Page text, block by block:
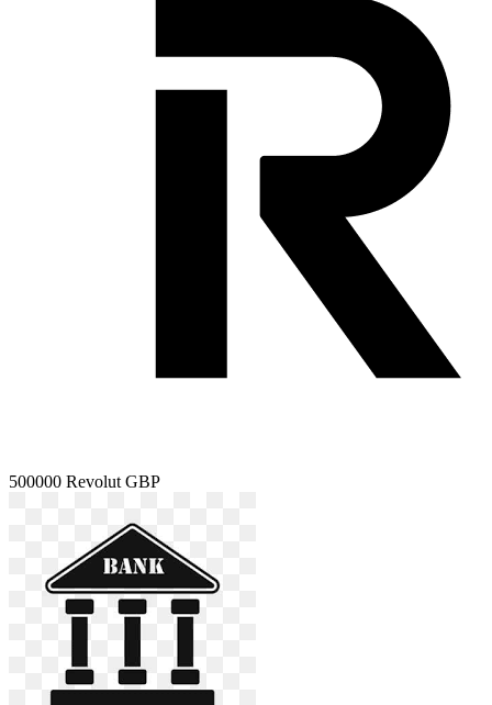
500000 Revolut GBP